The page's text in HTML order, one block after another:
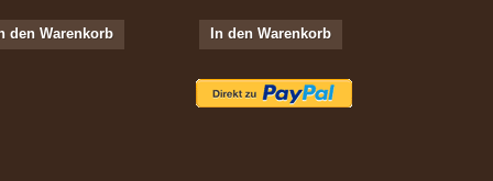
den Warenkorb In den Warenkorb